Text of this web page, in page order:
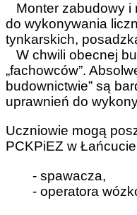
Monter zabudowy i
do wykonywania
tynkarskich,
W chwili obecnej
„fachowców”.
budownictwie” są
uprawnień do
Uczniowie mogą
PCKPiEZ w
- spawacza,
- operatora